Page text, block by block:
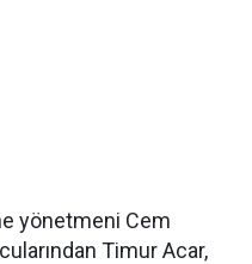
yönetmeni Cem
Timur Acar,